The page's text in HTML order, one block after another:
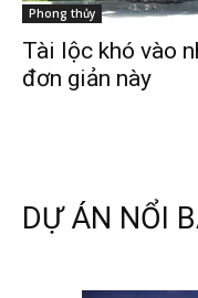
Phong thủy
Tài lộc khó vào
đơn giản này
DỰ ÁN NỔI